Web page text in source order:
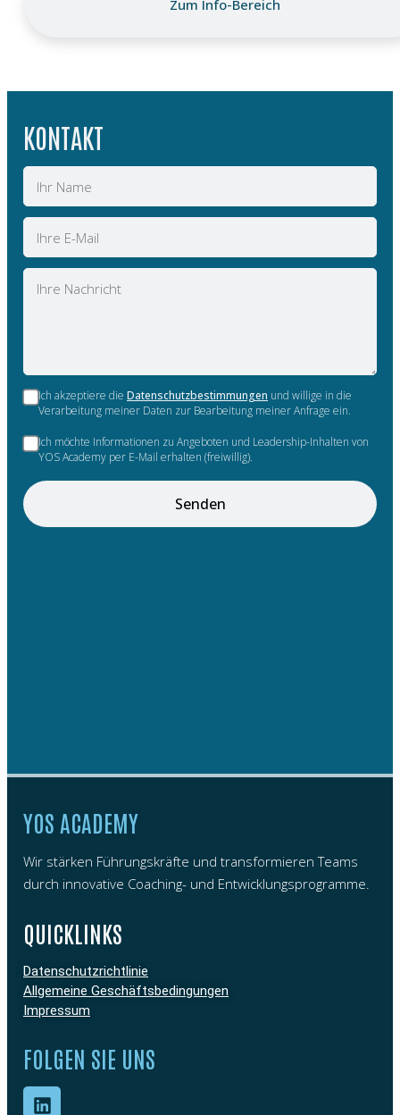
Zum Info-Bereich
KONTAKT
Name
E-
Mail
Nachricht
Ich akzeptiere die Datenschutzbestimmungen und willige in die
Verarbeitung meiner Daten zur Bearbeitung meiner Anfrage ein.
Ich möchte Informationen zu Angeboten und Leadership-Inhalten von
YOS Academy per E-Mail erhalten (freiwillig).
Senden
YOS ACADEMY
Wir stärken Führungskräfte und transformieren Teams
durch innovative Coaching- und Entwicklungsprogramme.
QUICKLINKS
Datenschutzrichtlinie
Allgemeine Geschäftsbedingungen
Impressum
FOLGEN SIE UNS